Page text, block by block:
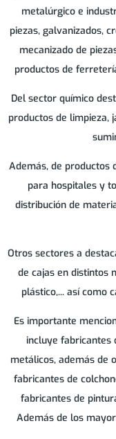
metalúrgico e
piezas, galvanizados,
mecanizado de
productos de
Del sector químico
productos de limpieza,
Además, de productos
para hospitales y
distribución de
Otros sectores a
de cajas en distintos
plástico,... así como
Es importante
incluye fabricantes
metálicos, además de
fabricantes de
fabricantes de
Además de los